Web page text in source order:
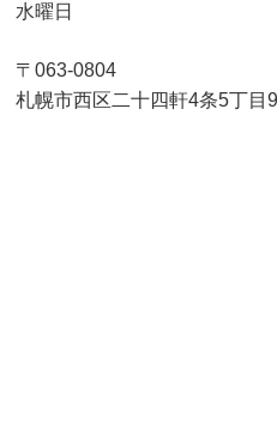
水曜日
〒063-0804
札幌市西区二十四軒4条5丁